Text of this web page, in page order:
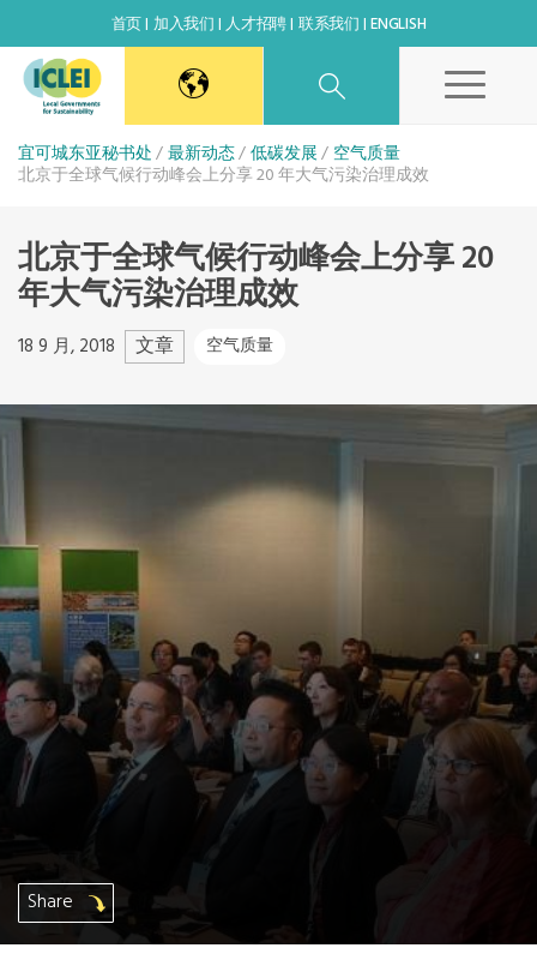
首页 加入我们 人才招聘 联系我们 ENGLISH
东亚秘书处
日本办公室
北京代表处
高雄能力建设中心
全球秘书处
非洲秘书处
欧洲秘书处
加拿大办公室
美国办公室
大洋洲秘书处
宜可城东亚秘书处 最新动态 低碳发展 空气质量
北京于全球气候行动峰会上分享 20 年大气污染治理成效
北京于全球气候行动峰会上分享 20
年大气污染治理成效
18 9 月, 2018 文章 空气质量
Share